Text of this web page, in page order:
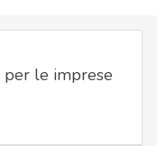
per le imprese